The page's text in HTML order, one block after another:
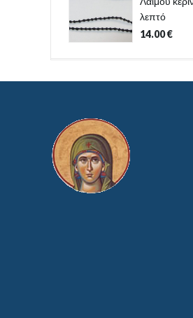
λεπτό
14.00€